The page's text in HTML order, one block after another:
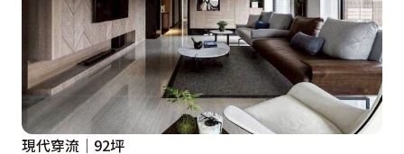
現代穿流│92坪